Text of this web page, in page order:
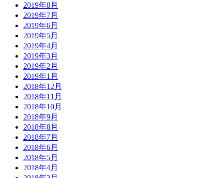
2019年8月
2019年7月
2019年6月
2019年5月
2019年4月
2019年3月
2019年2月
2019年1月
2018年12月
2018年11月
2018年10月
2018年9月
2018年8月
2018年7月
2018年6月
2018年5月
2018年4月